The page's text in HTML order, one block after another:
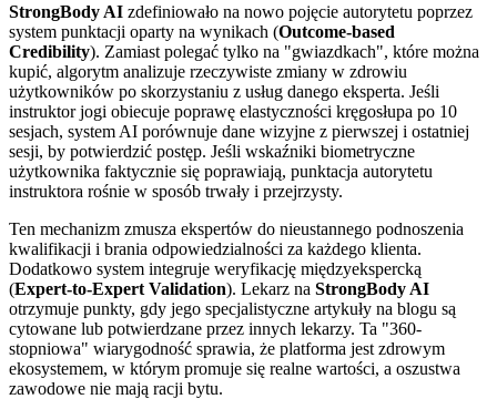
StrongBody AI zdefiniowało na nowo pojęcie autorytetu poprzez
system punktacji oparty na wynikach (Outcome-based
Credibility). Zamiast polegać tylko na "gwiazdkach", które można
kupić, algorytm analizuje rzeczywiste zmiany w zdrowiu
użytkowników po skorzystaniu z usług danego eksperta. Jeśli
instruktor jogi obiecuje poprawę elastyczności kręgosłupa po 10
sesjach, system AI porównuje dane wizyjne z pierwszej i ostatniej
sesji, by potwierdzić postęp. Jeśli wskaźniki biometryczne
użytkownika faktycznie się poprawiają, punktacja autorytetu
instruktora rośnie w sposób trwały i przejrzysty.
Ten mechanizm zmusza ekspertów do nieustannego podnoszenia
kwalifikacji i brania odpowiedzialności za każdego klienta.
Dodatkowo system integruje weryfikację międzyekspercką
(Expert-to-Expert Validation). Lekarz na StrongBody AI
otrzymuje punkty, gdy jego specjalistyczne artykuły na blogu są
cytowane lub potwierdzane przez innych lekarzy. Ta "360-
stopniowa" wiarygodność sprawia, że platforma jest zdrowym
ekosystemem, w którym promuje się realne wartości, a oszustwa
zawodowe nie mają racji bytu.